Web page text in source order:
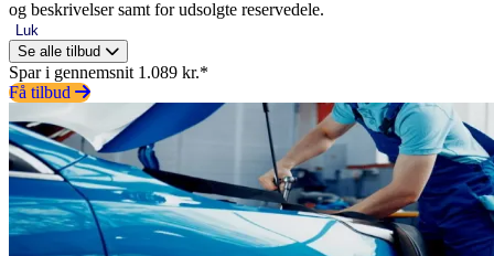
og beskrivelser samt for udsolgte reservedele.
Luk
Se alle tilbud
Spar i gennemsnit 1.089 kr.*
Få tilbud